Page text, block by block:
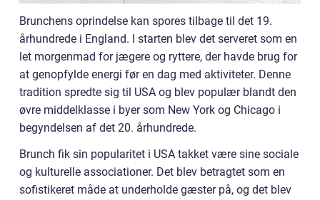
Brunchens oprindelse kan spores tilbage til det 19.
århundrede i England. I starten blev det serveret som en
let morgenmad for jægere og ryttere, der havde brug for
at genopfylde energi før en dag med aktiviteter. Denne
tradition spredte sig til USA og blev populær blandt den
øvre middelklasse i byer som New York og Chicago i
begyndelsen af det 20. århundrede.
Brunch fik sin popularitet i USA takket være sine sociale
og kulturelle associationer. Det blev betragtet som en
sofistikeret måde at underholde gæster på, og det blev